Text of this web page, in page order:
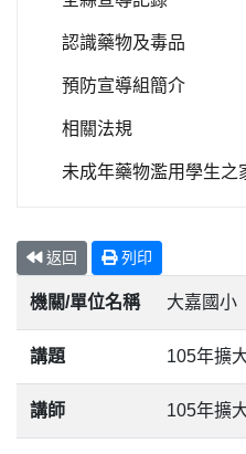
認識藥物及毒品
預防宣導組簡介
相關法規
未成年藥物濫用學生之
返回 列印
機關/單位名稱 大嘉國小
講題 105年擴
講師 105年擴